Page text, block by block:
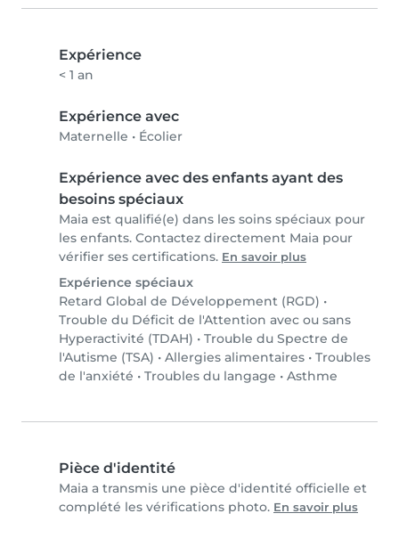
Expérience
< 1 an
Expérience avec
Maternelle • Écolier
Expérience avec des enfants ayant des
besoins spéciaux
Maia est qualifié(e) dans les soins spéciaux pour
les enfants. Contactez directement Maia pour
vérifier ses certifications. En savoir plus
Expérience spéciaux
Retard Global de Développement (RGD) •
Trouble du Déficit de l'Attention avec ou sans
Hyperactivité (TDAH) • Trouble du Spectre de
l'Autisme (TSA) • Allergies alimentaires • Troubles
de l'anxiété • Troubles du langage • Asthme
Pièce d'identité
Maia a transmis une pièce d'identité officielle et
complété les vérifications photo. En savoir plus